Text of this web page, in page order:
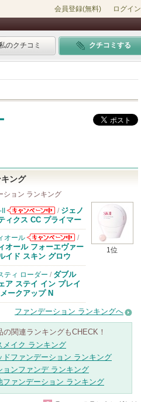
会員登録(無料) ログイン
のクチコミ クチコミする
ング
ション ランキング
1位
SK-IIからのお
知らせがありま
す
/ ジェノ
ィクス CC プライマー
オール
ディオールから
のお知らせがあ
/
オール フォーエヴァー
イド スキン グロウ
ティ ローダー / ダブル
ア ステイ イン プレイ
ークアップ N
ファンデーション ランキングへ
の関連ランキングもCHECK！
メイク ランキング
ドファンデーション ランキング
ョンファンデ ランキング
ファンデーション ランキング